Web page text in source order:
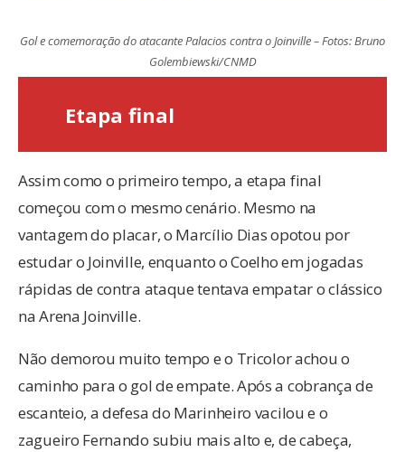
Gol e comemoração do atacante Palacios contra o Joinville – Fotos: Bruno
Golembiewski/CNMD
Etapa final
Assim como o primeiro tempo, a etapa final
começou com o mesmo cenário. Mesmo na
vantagem do placar, o Marcílio Dias opotou por
estudar o Joinville, enquanto o Coelho em jogadas
rápidas de contra ataque tentava empatar o clássico
na Arena Joinville.
Não demorou muito tempo e o Tricolor achou o
caminho para o gol de empate. Após a cobrança de
escanteio, a defesa do Marinheiro vacilou e o
zagueiro Fernando subiu mais alto e, de cabeça,